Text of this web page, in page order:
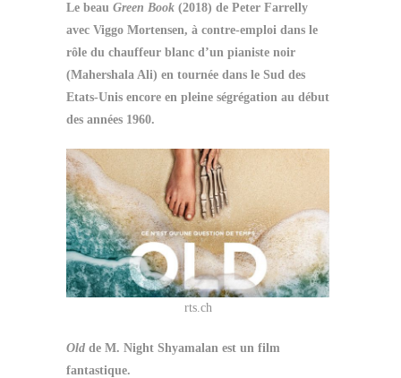
Le beau Green Book (2018) de Peter Farrelly
avec Viggo Mortensen, à contre-emploi dans le
rôle du chauffeur blanc d’un pianiste noir
(Mahershala Ali) en tournée dans le Sud des
Etats-Unis encore en pleine ségrégation au début
des années 1960.
rts.ch
Old de M. Night Shyamalan est un film
fantastique.